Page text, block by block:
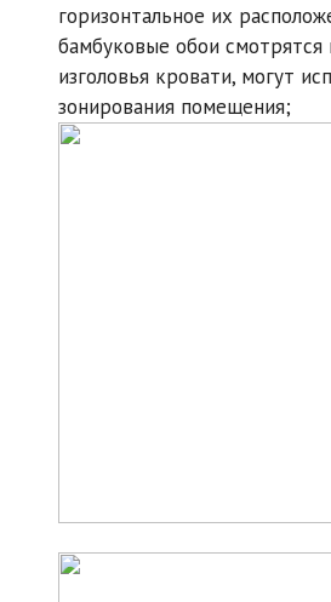
горизонтальное их
бамбуковые обои
изголовья кровати, могут
зонирования помещения;